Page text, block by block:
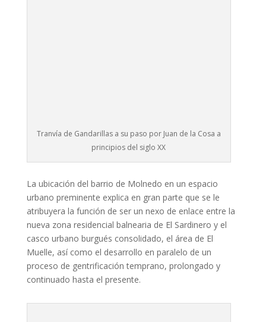
Tranvía de Gandarillas a su paso por Juan de la Cosa a
principios del siglo XX
La ubicación del barrio de Molnedo en un espacio
urbano preminente explica en gran parte que se le
atribuyera la función de ser un nexo de enlace entre la
nueva zona residencial balnearia de El Sardinero y el
casco urbano burgués consolidado, el área de El
Muelle, así como el desarrollo en paralelo de un
proceso de gentrificación temprano, prolongado y
continuado hasta el presente.